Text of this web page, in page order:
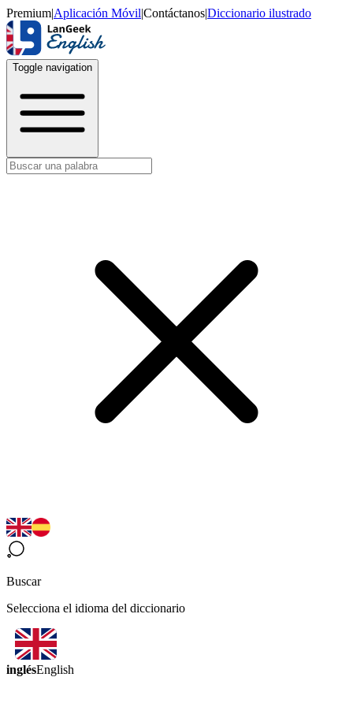
Premium|Aplicación Móvil|Contáctanos|Diccionario ilustrado
Toggle navigation
Buscar
Selecciona el idioma del diccionario
inglésEnglish